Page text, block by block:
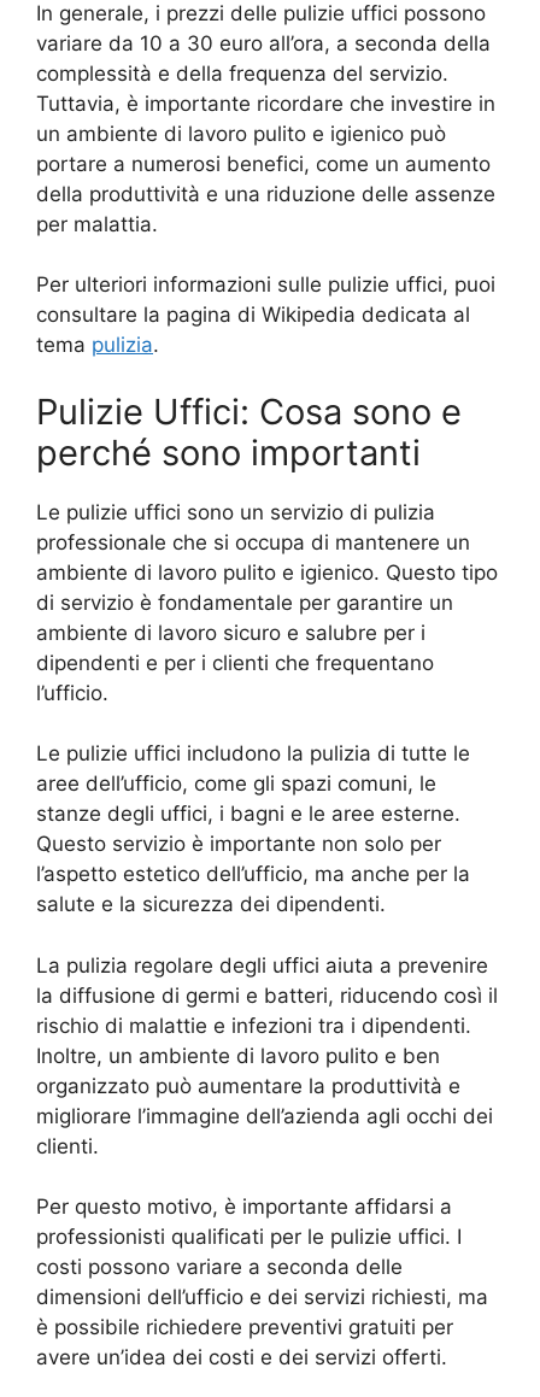
In generale, i prezzi delle pulizie uffici possono
variare da 10 a 30 euro all’ora, a seconda della
complessità e della frequenza del servizio.
Tuttavia, è importante ricordare che investire in
un ambiente di lavoro pulito e igienico può
portare a numerosi benefici, come un aumento
della produttività e una riduzione delle assenze
per malattia.
Per ulteriori informazioni sulle pulizie uffici, puoi
consultare la pagina di Wikipedia dedicata al
tema pulizia.
Pulizie Uffici: Cosa sono e
perché sono importanti
Le pulizie uffici sono un servizio di pulizia
professionale che si occupa di mantenere un
ambiente di lavoro pulito e igienico. Questo tipo
di servizio è fondamentale per garantire un
ambiente di lavoro sicuro e salubre per i
dipendenti e per i clienti che frequentano
l’ufficio.
Le pulizie uffici includono la pulizia di tutte le
aree dell’ufficio, come gli spazi comuni, le
stanze degli uffici, i bagni e le aree esterne.
Questo servizio è importante non solo per
l’aspetto estetico dell’ufficio, ma anche per la
salute e la sicurezza dei dipendenti.
La pulizia regolare degli uffici aiuta a prevenire
la diffusione di germi e batteri, riducendo così il
rischio di malattie e infezioni tra i dipendenti.
Inoltre, un ambiente di lavoro pulito e ben
organizzato può aumentare la produttività e
migliorare l’immagine dell’azienda agli occhi dei
clienti.
Per questo motivo, è importante affidarsi a
professionisti qualificati per le pulizie uffici. I
costi possono variare a seconda delle
dimensioni dell’ufficio e dei servizi richiesti, ma
è possibile richiedere preventivi gratuiti per
avere un’idea dei costi e dei servizi offerti.